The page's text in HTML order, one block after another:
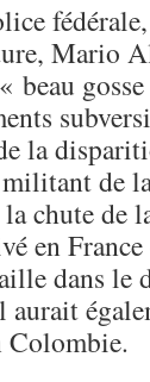
Mario
beau
la
de
la chute
en
dans le
Colombie.